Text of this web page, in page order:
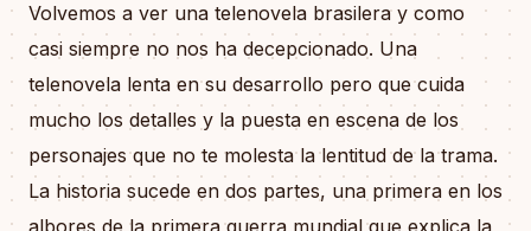
Volvemos a ver una telenovela brasilera y como
casi siempre no nos ha decepcionado. Una
telenovela lenta en su desarrollo pero que cuida
mucho los detalles y la puesta en escena de los
personajes que no te molesta la lentitud de la trama.
La historia sucede en dos partes, una primera en los